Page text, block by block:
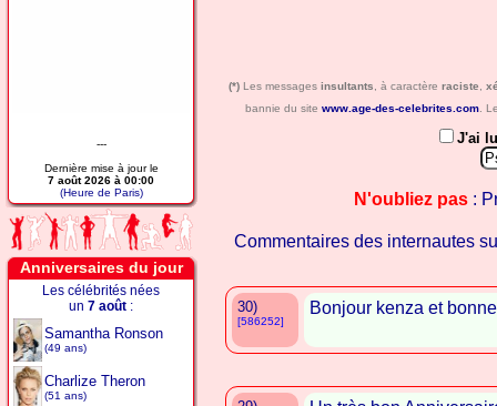
---
Dernière mise à jour le
7 août 2026 à 00:00
(Heure de Paris)
Anniversaires du jour
Les célébrités nées
un 7 août :
Samantha Ronson
(49 ans)
Charlize Theron
(51 ans)
(*) Les messages insultants , à caractère raciste
bannie du site www.age-des-celebrites.com.
J'ai
N'oubliez pas :
Commentaires des internautes
30)
[586252]
Bonjour kenza et